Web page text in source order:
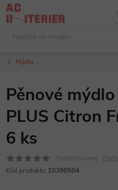
Přejít
na
Mýdla
Pěnové
PLUS Citron
6 ks
Neohodnoceno
Kód produktu: 10390504